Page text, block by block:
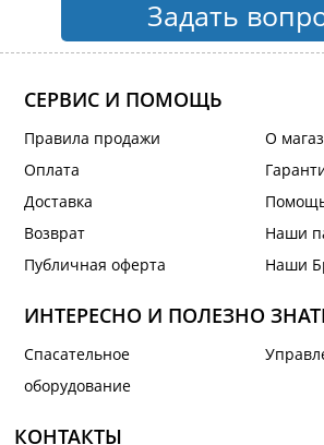
Задать
СЕРВИС И ПОМОЩЬ
Правила продажи
Оплата
Доставка
Возврат
Публичная оферта
О
Наши
Наши
ИНТЕРЕСНО И ПОЛЕЗНО
Спасательное
оборудование
КОНТАКТЫ